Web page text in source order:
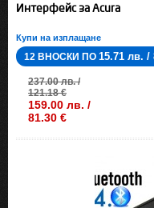
Интерфейс за Acura
Купи на изплащане
12 ВНОСКИ ПО 15.71 лв. /
237.00 лв. /
121.18 €
159.00 лв. /
81.30 €